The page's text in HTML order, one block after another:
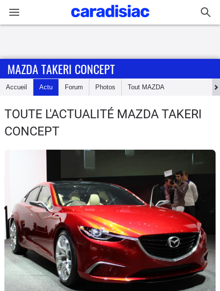
Accueil
Essais
Electriques
Utilitaires
Flottes
Auto
Services
MAZDA TAKERI CONCEPT
Accueil Actu Forum Photos Tout MAZDA
TOUTE L'ACTUALITÉ MAZDA TAKERI
CONCEPT